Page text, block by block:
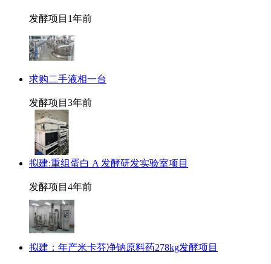
发酵项目 1年前
求购二手液相一台
发酵项目 3年前
拟建:重组蛋白 A 发酵研发实验室项目
发酵项目 4年前
拟建：年产米卡芬净钠原料药278kg发酵项目